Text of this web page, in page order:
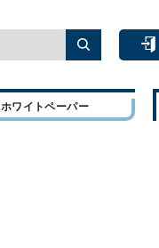
ホワイトペーパー